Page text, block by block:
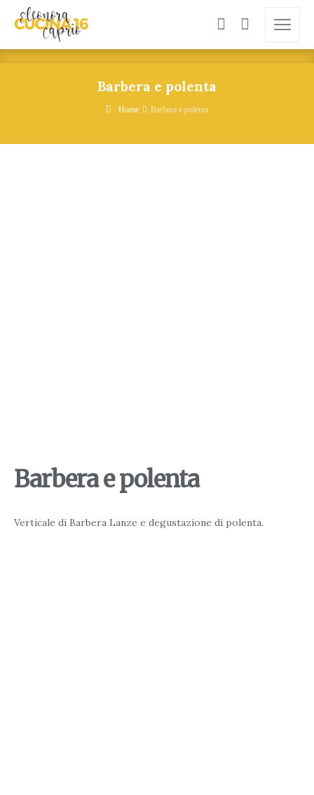
Barbera e polenta
Home Barbera e polenta
Barbera e polenta
Verticale di Barbera Lanze e degustazione di polenta.